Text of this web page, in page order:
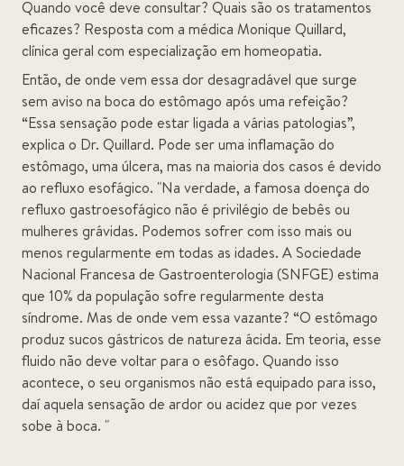
Quando você deve consultar? Quais são os tratamentos
eficazes? Resposta com a médica Monique Quillard,
clínica geral com especialização em homeopatia.
Então, de onde vem essa dor desagradável que surge
sem aviso na boca do estômago após uma refeição?
“Essa sensação pode estar ligada a várias patologias”,
explica o Dr. Quillard. Pode ser uma inflamação do
estômago, uma úlcera, mas na maioria dos casos é devido
ao refluxo esofágico. "Na verdade, a famosa doença do
refluxo gastroesofágico não é privilégio de bebês ou
mulheres grávidas. Podemos sofrer com isso mais ou
menos regularmente em todas as idades. A Sociedade
Nacional Francesa de Gastroenterologia (SNFGE) estima
que 10% da população sofre regularmente desta
síndrome. Mas de onde vem essa vazante? “O estômago
produz sucos gástricos de natureza ácida. Em teoria, esse
fluido não deve voltar para o esôfago. Quando isso
acontece, o seu organismos não está equipado para isso,
daí aquela sensação de ardor ou acidez que por vezes
sobe à boca. "